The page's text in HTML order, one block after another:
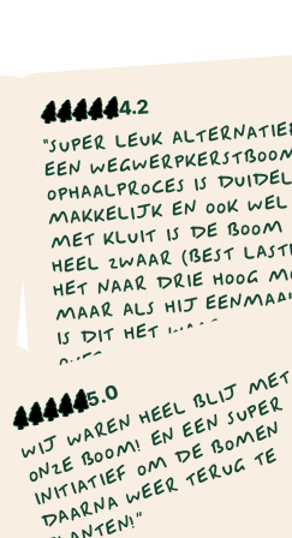
4.2
"SUPER LEUK
EEN
OPHAALPROCES IS
MAKKELIJK EN OOK
MET KLUIT IS DE BOOM
HEEL ZWAAR (BEST
HET NAAR DRIE HOOG
MAAR ALS HIJ
IS DIT HET WAARD! DE
OVERIGENS NIET VEEL
DAN EEN “NORMALE”
KERSTBOOM."Nina Vos
2022
5.0
R
L
O
E
R
D
N
E